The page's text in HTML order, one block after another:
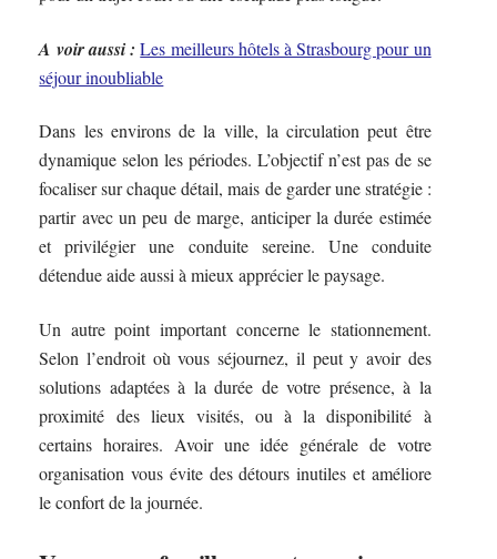
A voir aussi : Les meilleurs hôtels à Strasbourg pour un
séjour inoubliable
Dans les environs de la ville, la circulation peut être
dynamique selon les périodes. L’objectif n’est pas de se
focaliser sur chaque détail, mais de garder une stratégie :
partir avec un peu de marge, anticiper la durée estimée
et privilégier une conduite sereine. Une conduite
détendue aide aussi à mieux apprécier le paysage.
Un autre point important concerne le stationnement.
Selon l’endroit où vous séjournez, il peut y avoir des
solutions adaptées à la durée de votre présence, à la
proximité des lieux visités, ou à la disponibilité à
certains horaires. Avoir une idée générale de votre
organisation vous évite des détours inutiles et améliore
le confort de la journée.